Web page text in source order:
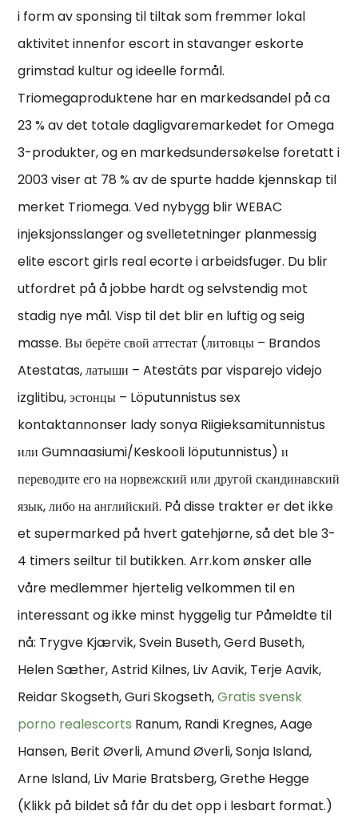
i form av sponsing til tiltak som fremmer lokal
aktivitet innenfor escort in stavanger eskorte
grimstad kultur og ideelle formål.
Triomegaproduktene har en markedsandel på ca
23 % av det totale dagligvaremarkedet for Omega
3-produkter, og en markedsundersøkelse foretatt i
2003 viser at 78 % av de spurte hadde kjennskap til
merket Triomega. Ved nybygg blir WEBAC
injeksjonsslanger og svelletetninger planmessig
elite escort girls real ecorte i arbeidsfuger. Du blir
utfordret på å jobbe hardt og selvstendig mot
stadig nye mål. Visp til det blir en luftig og seig
masse. Вы берёте свой аттестат (литовцы – Brandos
Atestatas, латыши – Atestäts par visparejo videjo
izglitibu, эстонцы – Löputunnistus sex
kontaktannonser lady sonya Riigieksamitunnistus
или Gumnaasiumi/Keskooli löputunnistus) и
переводите его на норвежский или другой скандинавский
язык, либо на английский. På disse trakter er det ikke
et supermarked på hvert gatehjørne, så det ble 3-
4 timers seiltur til butikken. Arr.kom ønsker alle
våre medlemmer hjertelig velkommen til en
interessant og ikke minst hyggelig tur Påmeldte til
nå: Trygve Kjærvik, Svein Buseth, Gerd Buseth,
Helen Sæther, Astrid Kilnes, Liv Aavik, Terje Aavik,
Reidar Skogseth, Guri Skogseth,Gratis svensk
porno realescorts Ranum, Randi Kregnes, Aage
Hansen, Berit Øverli, Amund Øverli, Sonja Island,
Arne Island, Liv Marie Bratsberg, Grethe Hegge
(Klikk på bildet så får du det opp i lesbart format.)